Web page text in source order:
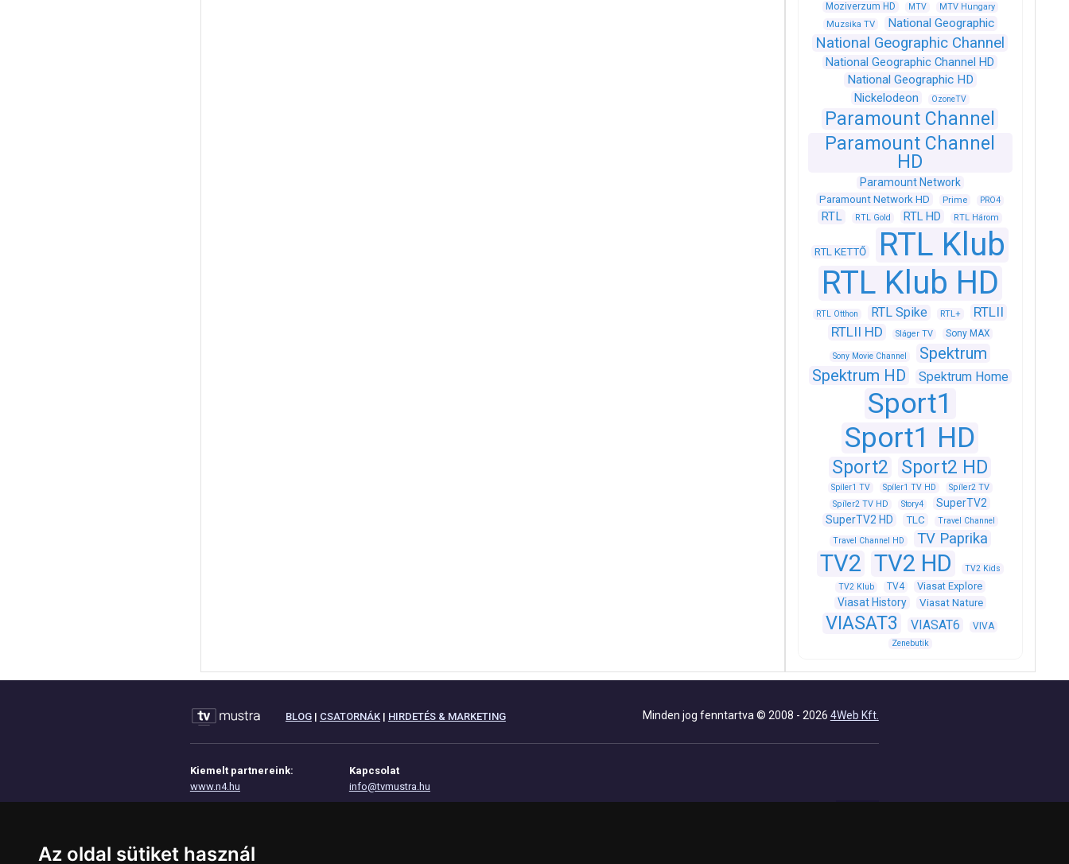
Moziverzum HD
MTV MTV Hungary
Muzsika TV National Geographic
National Geographic Channel
National Geographic Channel HD
National Geographic HD
Nickelodeon
OzoneTV
Paramount Channel
Paramount Channel
HD
Paramount Network
Paramount Network HD Prime PRO4
RTL RTL Gold RTL HD RTL Három
RTL KETTŐ
RTL Klub
RTL Klub HD
RTL Otthon RTL Spike RTL+
RTLII
RTLII HD
Sláger TV Sony MAX
Sony Movie Channel
Spektrum
Spektrum HD
Spektrum Home
Sport1
Sport1 HD
Sport2 Sport2 HD
Spíler1 TV Spíler1 TV HD
Spíler2 TV
Spíler2 TV HD
Story4
SuperTV2
SuperTV2 HD
TLC
Travel Channel
Travel Channel HD
TV Paprika
TV2 TV2 HD
TV2 Kids
TV2 Klub
TV4 Viasat Explore
Viasat History Viasat Nature
VIASAT3 VIASAT6 VIVA
Zenebutik
BLOG| CSATORNÁK| HIRDETÉS & MARKETING Minden jog fenntartva © 2008 - 2026 4Web Kft.
Kiemelt partnereink:
www.n4.hu
www.tinyurl.hu
Kapcsolat
info@tvmustra.hu
Az oldal sütiket használ